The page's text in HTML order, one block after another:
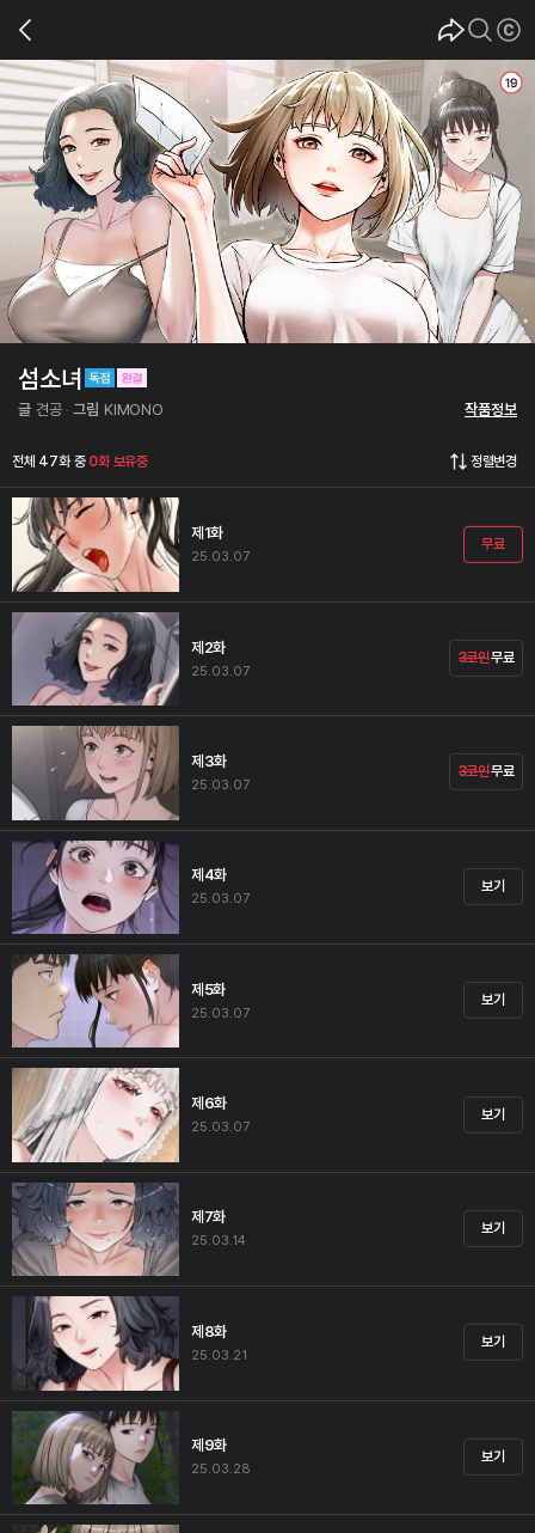
섬소녀
글 견공 그림 KIMONO 작품정보
전체 47화 중 0화 보유중 정렬변경
제1화
25.03.07
무료
제2화
25.03.07
3코인무료
제3화
25.03.07
3코인무료
제4화
25.03.07
보기
제5화
25.03.07
보기
제6화
25.03.07
보기
제7화
25.03.14
보기
제8화
25.03.21
보기
제9화
25.03.28
보기